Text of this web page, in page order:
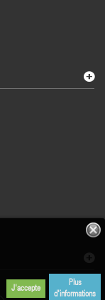
J'accepte
Plus
d'informations